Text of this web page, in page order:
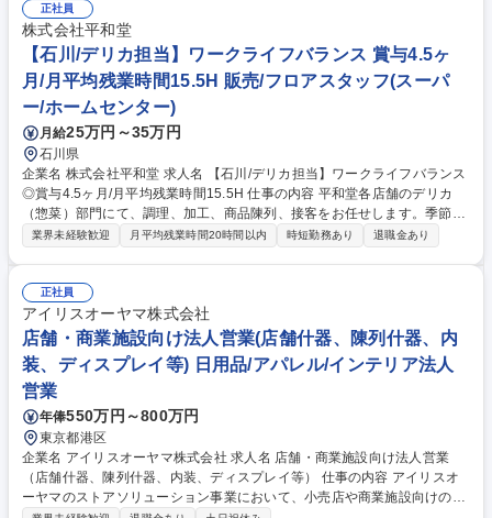
長）や技術職のエキスパートコースなど、ご自身の志向に合わせたキャリ
アパスを選択することが可能です。国内トップシェアの安定した環境で、
未経験からでもモノづくりの技術を身につけ、キャリアを築いていくこと
ができます。 募集職種 石川/加賀【食品機械の機械製造職（組立/製缶/配
管/電気配線）】未経験歓迎◎
正社員
株式会社平和堂
【石川/デリカ担当】ワークライフバランス 賞与4.5ヶ
月/月平均残業時間15.5H 販売/フロアスタッフ(スーパ
ー/ホームセンター)
月給25万円～35万円
石川県
企業名 株式会社平和堂 求人名 【石川/デリカ担当】ワークライフバランス
◎賞与4.5ヶ月/月平均残業時間15.5H 仕事の内容 平和堂各店舗のデリカ
（惣菜）部門にて、調理、加工、商品陳列、接客をお任せします。季節や
地域のニーズに合わせた売場づくりやメニュー提案など、現場の裁量が大
品が地域のお客様の食卓を支える喜びがあります。将来的にはチーフやバ
イヤー、副店長・店長、本部スタッフへの道も開かれています。 ■調理や
パック詰め、発注、売場管理に加え、販促企画やスタッフ育成等をお任せ
します。 募集職種 【石川/デリカ担当】ワークライフバランス◎賞与4.5ヶ
月/月平均残業時間15.5H
業界未経験歓迎 月平均残業時間20時間以内 時短勤務あり 退職金あり
正社員
アイリスオーヤマ株式会社
店舗・商業施設向け法人営業(店舗什器、陳列什器、内
装、ディスプレイ等) 日用品/アパレル/インテリア法人
営業
年俸550万円～800万円
東京都港区
企業名 アイリスオーヤマ株式会社 求人名 店舗・商業施設向け法人営業
（店舗什器、陳列什器、内装、ディスプレイ等） 仕事の内容 アイリスオ
ーヤマのストアソリューション事業において、小売店や商業施設向けの店